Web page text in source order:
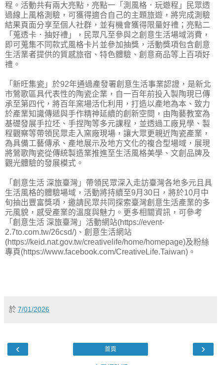
程。活動共有兩大亮點，亮點一「測風格．玩遊程」民眾透
過線上風格測驗，可獲得適合自己的主題旅遊，將完成測驗
結果頁面分享至個人社群，並有機會獲得限量好禮；亮點二
「蒐透卡．抽好禮」，民眾凡至參與之創意生活場域消費，
即可蒐集不同款式風格卡片並參加抽獎，活動獎項包含創意
生活業者提供的質感旅宿、特色體驗、創意商品等上百項好
禮。
「新旺集瓷」於92年通過產發署創意生活事業認證，是新北
市鶯歌區具代表性的陶瓷企業，自一百年前投入製陶現已傳
承至第四代，將百年窯場活化利用，打造以產地為本、致力
於產業知識傳遞與手作精神延續的創新空間，由陶藝教室為
基礎發展手拉坯、手捏陶等多元課程，並透過工廠見學、製
程觀察等帶領民眾走入窯廠現場，讓大眾更親近陶瓷產業，
為具備工藝傳承、產地展示及地方文化的複合型場域，展現
將鶯歌陶瓷從傳統製造業推進至生活風格美學、文創品牌及
觀光體驗的發展模式。
「創意生活 深旅臺灣」帶領民眾深入走訪臺灣各地多元且具
生活風格的體驗場域，活動將持續至9月30日，將於10月中
旬抽出豐富獎項，邀請民眾共同探索臺灣創意生活產業的多
元風貌，感受產業的溫度與魅力。更多相關資訊，可參考
「創意生活 深旅臺灣」活動網站(https://event-
2.7to.com.tw/26csd/)、創意生活網站
(https://keid.nat.gov.tw/creativelife/home/homepage)及粉絲
專頁(https://www.facebook.com/CreativeLife.Taiwan)。
於 7/01/2026
‹ ›
首頁